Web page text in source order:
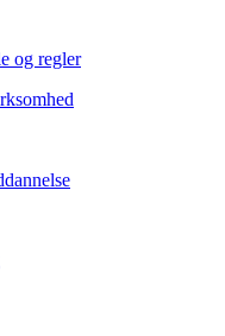
og regler